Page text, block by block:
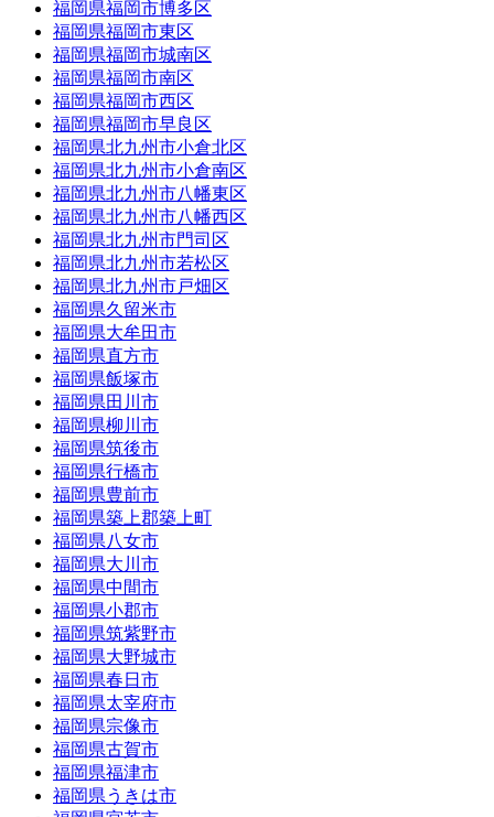
福岡県福岡市博多区
福岡県福岡市東区
福岡県福岡市城南区
福岡県福岡市南区
福岡県福岡市西区
福岡県福岡市早良区
福岡県北九州市小倉北区
福岡県北九州市小倉南区
福岡県北九州市八幡東区
福岡県北九州市八幡西区
福岡県北九州市門司区
福岡県北九州市若松区
福岡県北九州市戸畑区
福岡県久留米市
福岡県大牟田市
福岡県直方市
福岡県飯塚市
福岡県田川市
福岡県柳川市
福岡県筑後市
福岡県行橋市
福岡県豊前市
福岡県築上郡築上町
福岡県八女市
福岡県大川市
福岡県中間市
福岡県小郡市
福岡県筑紫野市
福岡県大野城市
福岡県春日市
福岡県太宰府市
福岡県宗像市
福岡県古賀市
福岡県福津市
福岡県うきは市